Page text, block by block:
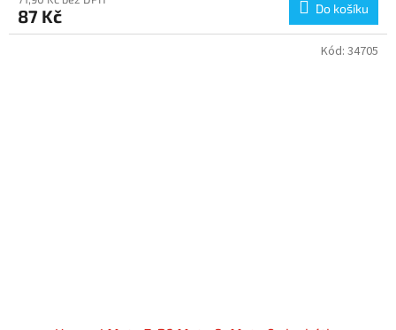
87 Kč Do košíku
Kód: 34705